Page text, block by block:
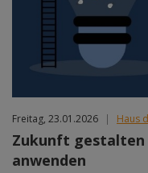
Freitag, 23.01.2026 | Haus
Zukunft gestalten
anwenden